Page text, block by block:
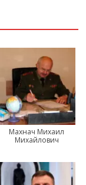
Махнач Михаил
Михайлович